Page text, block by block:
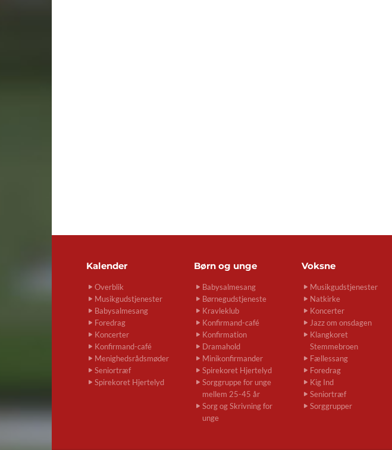
Kalender
Overblik
Musikgudstjenester
Babysalmesang
Foredrag
Koncerter
Konfirmand-café
Menighedsrådsmøder
Seniortræf
Spirekoret Hjertelyd
Børn og unge
Babysalmesang
Børnegudstjeneste
Kravleklub
Konfirmand-café
Konfirmation
Dramahold
Minikonfirmander
Spirekoret Hjertelyd
Sorggruppe for unge
mellem 25-45 år
Sorg og Skrivning for
unge
Voksne
Musikgudstjenester
Natkirke
Koncerter
Jazz om onsdagen
Klangkoret
Stemmebroen
Fællessang
Foredrag
Kig Ind
Seniortræf
Sorggrupper